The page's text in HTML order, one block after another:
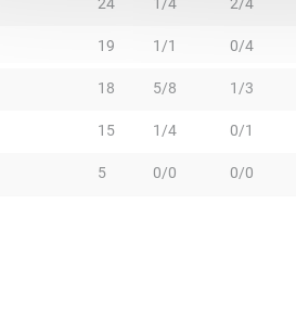
19 1/1 0/4
18 5/8 1/3
15 1/4 0/1
5 0/0 0/0